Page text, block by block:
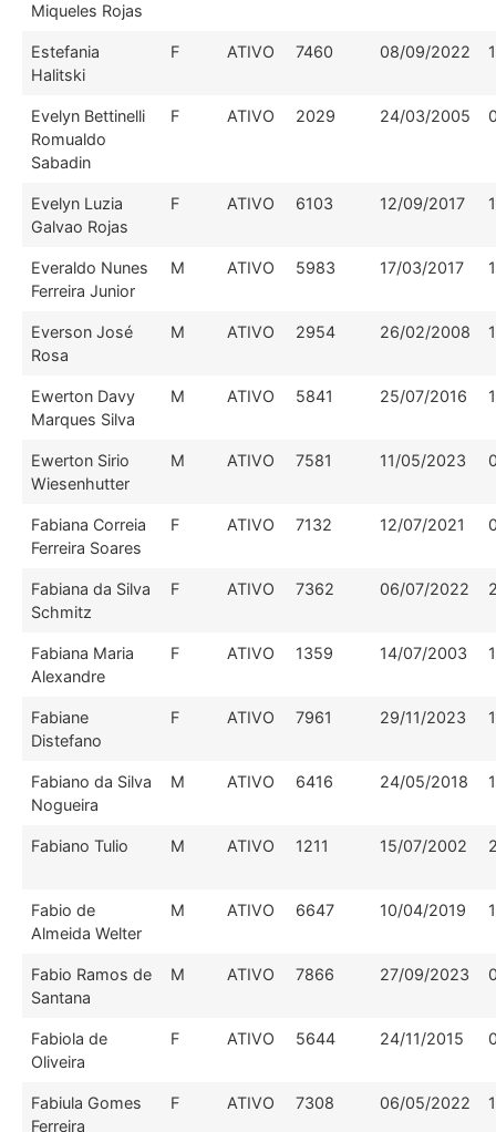
Miqueles Rojas
Estefania
Halitski
F ATIVO 7460 08/09/2022
Evelyn Bettinelli
Romualdo
Sabadin
F ATIVO 2029 24/03/2005
Evelyn Luzia
Galvao Rojas
F ATIVO 6103 12/09/2017
Everaldo Nunes
Ferreira Junior
M ATIVO 5983 17/03/2017
Everson José
Rosa
M ATIVO 2954 26/02/2008
Ewerton Davy
Marques Silva
M ATIVO 5841 25/07/2016
Ewerton Sirio
Wiesenhutter
M ATIVO 7581 11/05/2023
Fabiana Correia
Ferreira Soares
F ATIVO 7132 12/07/2021
Fabiana da Silva
Schmitz
F ATIVO 7362 06/07/2022
Fabiana Maria
Alexandre
F ATIVO 1359 14/07/2003
Fabiane
Distefano
F ATIVO 7961 29/11/2023
Fabiano da Silva
Nogueira
M ATIVO 6416 24/05/2018
Fabiano Tulio M ATIVO 1211 15/07/2002
Fabio de
Almeida Welter
M ATIVO 6647 10/04/2019
Fabio Ramos de
Santana
M ATIVO 7866 27/09/2023
Fabiola de
Oliveira
F ATIVO 5644 24/11/2015
Fabiula Gomes
Ferreira
F ATIVO 7308 06/05/2022